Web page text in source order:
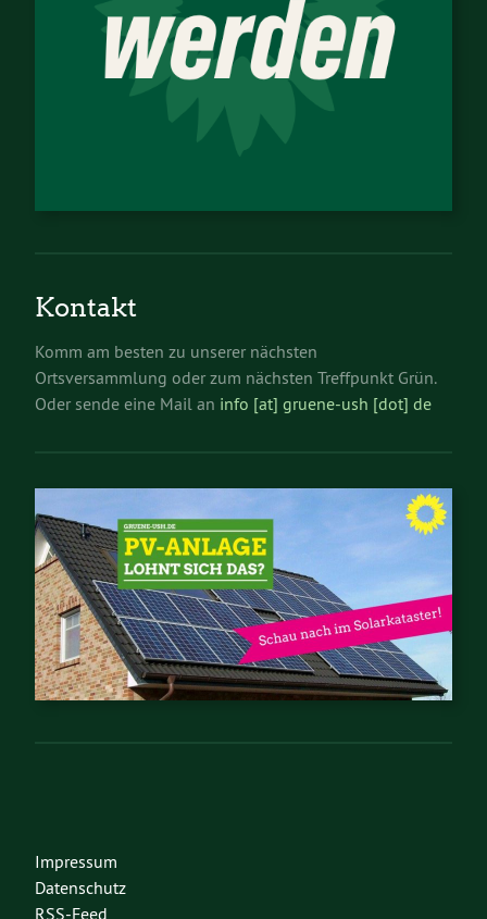
Kontakt
Komm am besten zu unserer nächsten
Ortsversammlung oder zum nächsten Treffpunkt Grün.
Oder sende eine Mail an info [at] gruene-ush [dot] de
Impressum
Datenschutz
RSS-Feed